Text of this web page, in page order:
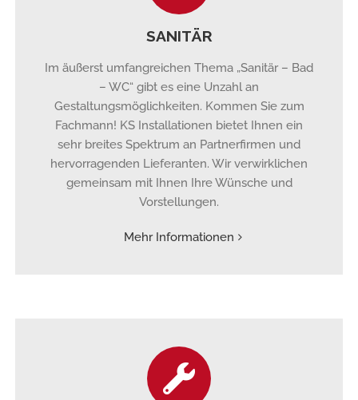
SANITÄR
Im äußerst umfangreichen Thema „Sanitär – Bad
– WC“ gibt es eine Unzahl an
Gestaltungsmöglichkeiten. Kommen Sie zum
Fachmann! KS Installationen bietet Ihnen ein
sehr breites Spektrum an Partnerfirmen und
hervorragenden Lieferanten. Wir verwirklichen
gemeinsam mit Ihnen Ihre Wünsche und
Vorstellungen.
Mehr Informationen